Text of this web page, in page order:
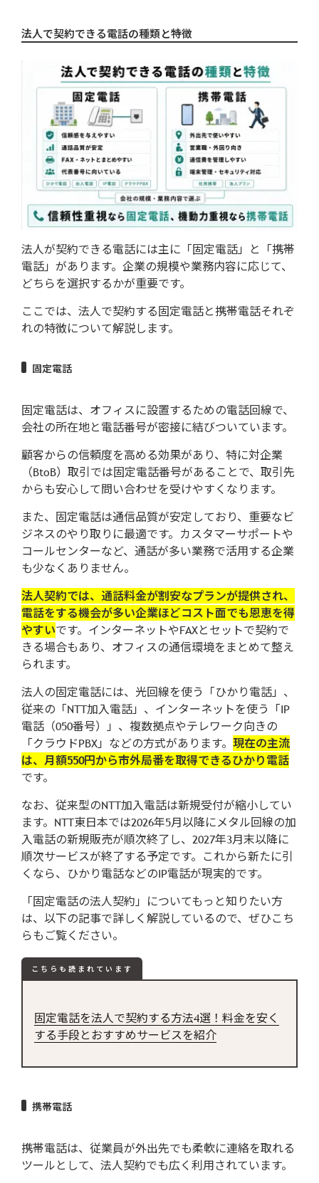
端末や利用状況を一元管理できる
従業員の業務効率化に繋がる
法人の電話は固定電話と携帯のどちら
を選ぶ？選び方と判断ポイント
働き方で選ぶ（オフィス中心か、外勤・リ
モートか）
番号の信頼性・用途で選ぶ
電話を選ぶときの判断ポイント
法人で電話を契約する際に必要な書類
法人確認書類
担当者の本人確認書類
法人で電話を契約する流れ
る
2.店舗または自社オフィスで商談
3.必要書類を準備して申し込み
4.キャリア側での審査
5.納品・利用開始
開通までの日数の目安（建物タイプ別）
法人で電話を契約する際に費用を抑え
る方法3選
セット契約を活用する
中古端末を導入する
キャンペーン特典を利用する
スマホで法人の固定電話番号は使える？
法人の固定電話の費用相場は？
法人契約に必要な書類は？
申し込みから開通まで何日かかる？
法人契約に最適な電話サービスは「ひ
法人で契約できる電話の種類と特徴
法人が契約できる電話には主に「固定電話」と「携帯
電話」があります。企業の規模や業務内容に応じて、
どちらを選択するかが重要です。
ここでは、法人で契約する固定電話と携帯電話それぞ
れの特徴について解説します。
固定電話
固定電話は、オフィスに設置するための電話回線で、
会社の所在地と電話番号が密接に結びついています。
顧客からの信頼度を高める効果があり、特に対企業
（BtoB）取引では固定電話番号があることで、取引先
からも安心して問い合わせを受けやすくなります。
また、固定電話は通信品質が安定しており、重要なビ
ジネスのやり取りに最適です。カスタマーサポートや
コールセンターなど、通話が多い業務で活用する企業
も少なくありません。
法人契約では、通話料金が割安なプランが提供され、
電話をする機会が多い企業ほどコスト面でも恩恵を得
やすいです。インターネットやFAXとセットで契約で
きる場合もあり、オフィスの通信環境をまとめて整え
られます。
法人の固定電話には、光回線を使う「ひかり電話」、
従来の「NTT加入電話」、インターネットを使う「IP
電話（050番号）」、複数拠点やテレワーク向きの
「クラウドPBX」などの方式があります。 現在の主流
は、月額550円から市外局番を取得できるひかり電話
です。
なお、従来型のNTT加入電話は新規受付が縮小してい
ます。NTT東日本では2026年5月以降にメタル回線の加
入電話の新規販売が順次終了し、2027年3月末以降に
順次サービスが終了する予定です。これから新たに引
くなら、ひかり電話などのIP電話が現実的です。
「固定電話の法人契約」についてもっと知りたい方
は、以下の記事で詳しく解説しているので、ぜひこち
らもご覧ください。
こちらも読まれています
固定電話を法人で契約する方法4選！料金を安く
する手段とおすすめサービスを紹介
携帯電話
携帯電話は、従業員が外出先でも柔軟に連絡を取れる
ツールとして、法人契約でも広く利用されています。